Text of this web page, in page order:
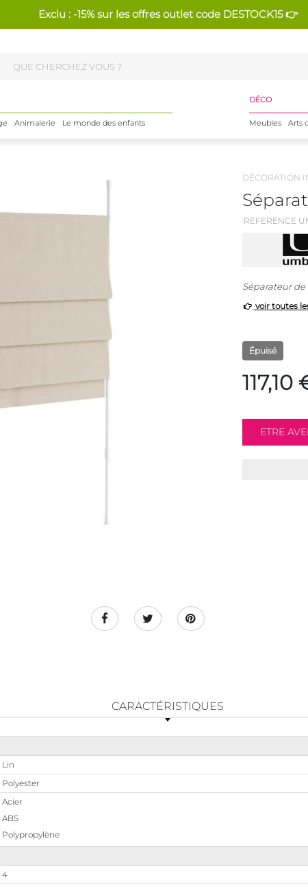
Exclu : -15% sur les offres outlet code DESTOCK15 👉
Animalerie Le monde des enfants
DÉCO
Meubles Arts
DÉCORATION
REFERENCE
Séparateur
voir toutes
Épuisé
117,10
CARACTÉRISTIQUES
Lin
Polyester
Acier
ABS
Polypropylène
4